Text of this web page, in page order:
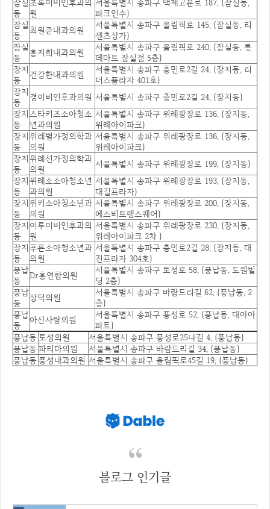
동
원
파크인수)
잠실
동
최원준내과의원
서울특별시 송파구 올림픽로 145, (잠실동, 리
센츠상가)
잠실
동
홍지희내과의원
서울특별시 송파구 올림픽로 240, (잠실동, 롯
데마트 잠실점 5층)
장지
동
건강한내과의원
서울특별시 송파구 충민로2길 24, (장지동, 리
더스플라자 401호)
장지
동
경이비인후과의원 서울특별시 송파구 충민로2길 24, (장지동)
장지
동
스타키즈소아청소
년과의원
서울특별시 송파구 위례광장로 136, (장지동,
위례아이파크)
장지
동
위례별가정의학과
의원
서울특별시 송파구 위례광장로 136, (장지동,
위례아이파크)
장지
동
위례선가정의학과
의원
서울특별시 송파구 위례광장로 199, (장지동)
장지
동
위례소소아청소년
과의원
서울특별시 송파구 위례광장로 193, (장지동,
대길프라자)
장지
동
위키소아청소년과
의원
서울특별시 송파구 위례광장로 200, (장지동,
에스비트램스퀘어)
장지
동
이루이비인후과의
원
서울특별시 송파구 위례광장로 230, (장지동,
위례아이파크 2차 )
장지
동
푸른소아청소년과
의원
서울특별시 송파구 충민로2길 28, (장지동, 대
진프라자 304호)
풍납
동
Dr홍연합의원
서울특별시 송파구 토성로 58, (풍납동, 도원빌
딩 2층)
풍납
동
상덕의원
서울특별시 송파구 바람드리길 62, (풍납동, 2
층)
풍납
동
아산사랑의원
서울특별시 송파구 풍성로 52, (풍납동, 대아아
파트)
풍납동 토성의원
서울특별시 송파구 풍성로25나길 4, (풍납동)
풍납동파티마의원
서울특별시 송파구 바람드리길 34, (풍납동)
풍납동풍성내과의원 서울특별시 송파구 올림픽로45길 19, (풍납동)
블로그 인기글